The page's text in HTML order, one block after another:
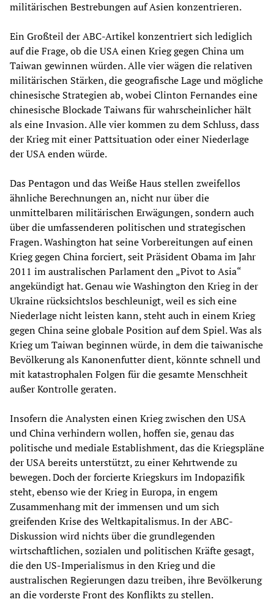
militärischen Bestrebungen auf Asien konzentrieren.
Ein Großteil der ABC-Artikel konzentriert sich lediglich
auf die Frage, ob die USA einen Krieg gegen China um
Taiwan gewinnen würden. Alle vier wägen die relativen
militärischen Stärken, die geografische Lage und mögliche
chinesische Strategien ab, wobei Clinton Fernandes eine
chinesische Blockade Taiwans für wahrscheinlicher hält
als eine Invasion. Alle vier kommen zu dem Schluss, dass
der Krieg mit einer Pattsituation oder einer Niederlage
der USA enden würde.
Das Pentagon und das Weiße Haus stellen zweifellos
ähnliche Berechnungen an, nicht nur über die
unmittelbaren militärischen Erwägungen, sondern auch
über die umfassenderen politischen und strategischen
Fragen. Washington hat seine Vorbereitungen auf einen
Krieg gegen China forciert, seit Präsident Obama im Jahr
2011 im australischen Parlament den „Pivot to Asia“
angekündigt hat. Genau wie Washington den Krieg in der
Ukraine rücksichtslos beschleunigt, weil es sich eine
Niederlage nicht leisten kann, steht auch in einem Krieg
gegen China seine globale Position auf dem Spiel. Was als
Krieg um Taiwan beginnen würde, in dem die taiwanische
Bevölkerung als Kanonenfutter dient, könnte schnell und
mit katastrophalen Folgen für die gesamte Menschheit
außer Kontrolle geraten.
Insofern die Analysten einen Krieg zwischen den USA
und China verhindern wollen, hoffen sie, genau das
politische und mediale Establishment, das die Kriegspläne
der USA bereits unterstützt, zu einer Kehrtwende zu
bewegen. Doch der forcierte Kriegskurs im Indopazifik
steht, ebenso wie der Krieg in Europa, in engem
Zusammenhang mit der immensen und um sich
greifenden Krise des Weltkapitalismus. In der ABC-
Diskussion wird nichts über die grundlegenden
wirtschaftlichen, sozialen und politischen Kräfte gesagt,
die den US-Imperialismus in den Krieg und die
australischen Regierungen dazu treiben, ihre Bevölkerung
an die vorderste Front des Konflikts zu stellen.